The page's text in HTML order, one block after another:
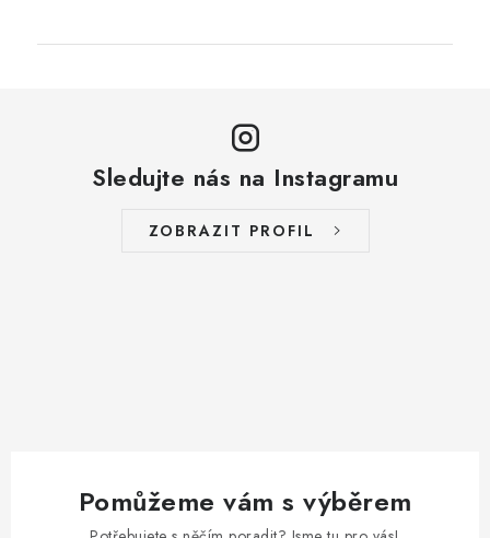
Sledujte nás na Instagramu
ZOBRAZIT PROFIL
Pomůžeme vám s výběrem